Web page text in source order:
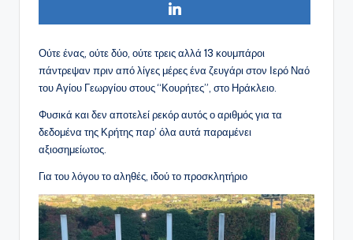
Ούτε ένας, ούτε δύο, ούτε τρεις αλλά 13 κουμπάροι
πάντρεψαν πριν από λίγες μέρες ένα ζευγάρι στον Ιερό Ναό
του Αγίου Γεωργίου στους “Κουρήτες”, στο Ηράκλειο.
Φυσικά και δεν αποτελεί ρεκόρ αυτός ο αριθμός για τα
δεδομένα της Κρήτης παρ’ όλα αυτά παραμένει
αξιοσημείωτος.
Για του λόγου το αληθές, ιδού το προσκλητήριο